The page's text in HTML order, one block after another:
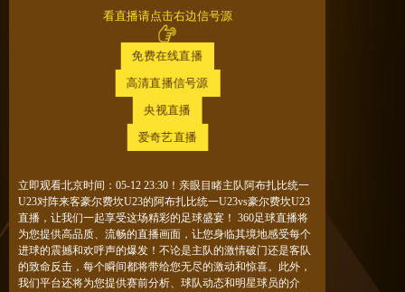
看直播请点击右边信号源
免费在线直播
高清直播信号源
央视直播
爱奇艺直播
立即观看北京时间：05-12 23:30！亲眼目睹主队阿布扎比统一
U23对阵来客豪尔费坎U23的阿布扎比统一U23vs豪尔费坎U23
直播，让我们一起享受这场精彩的足球盛宴！ 360足球直播将
为您提供高品质、流畅的直播画面，让您身临其境地感受每个
进球的震撼和欢呼声的爆发！不论是主队的激情破门还是客队
的致命反击，每个瞬间都将带给您无尽的激动和惊喜。此外，
我们平台还将为您提供赛前分析、球队动态和明星球员的介